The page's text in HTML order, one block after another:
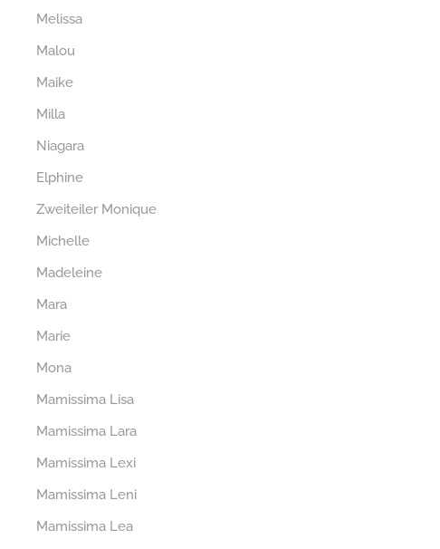
Melissa
Malou
Maike
Milla
Niagara
Elphine
Zweiteiler Monique
Michelle
Madeleine
Mara
Marie
Mona
Mamissima Lisa
Mamissima Lara
Mamissima Lexi
Mamissima Leni
Mamissima Lea